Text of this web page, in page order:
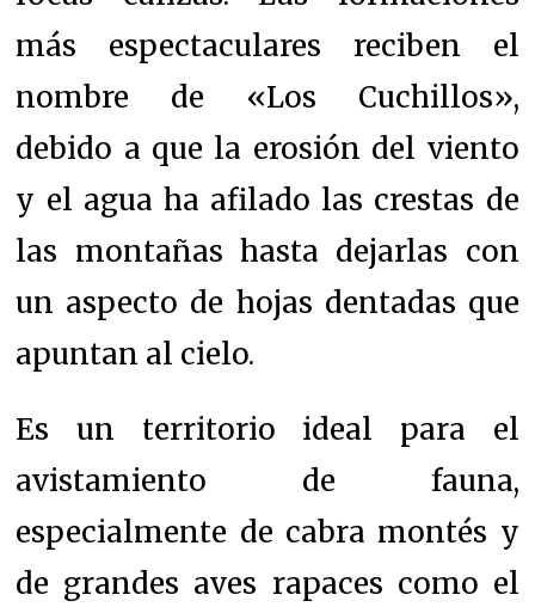
más espectaculares reciben el
nombre de «Los Cuchillos»,
debido a que la erosión del viento
y el agua ha afilado las crestas de
las montañas hasta dejarlas con
un aspecto de hojas dentadas que
apuntan al cielo.
Es un territorio ideal para el
avistamiento de fauna,
especialmente de cabra montés y
de grandes aves rapaces como el